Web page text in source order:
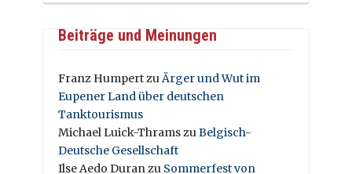
Beiträge und Meinungen
Franz HumpertzuÄrger und Wut im
Eupener Land über deutschen
Tanktourismus
Michael Luick-ThramszuBelgisch-
Deutsche Gesellschaft
Ilse Aedo Duranzu Sommerfest von